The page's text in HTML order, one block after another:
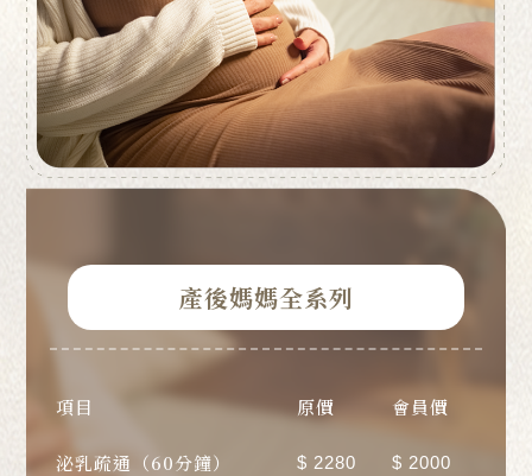
產後媽媽全系列
項目 原價 會員價
泌乳疏通（60分鐘） $ 2280 $ 2000